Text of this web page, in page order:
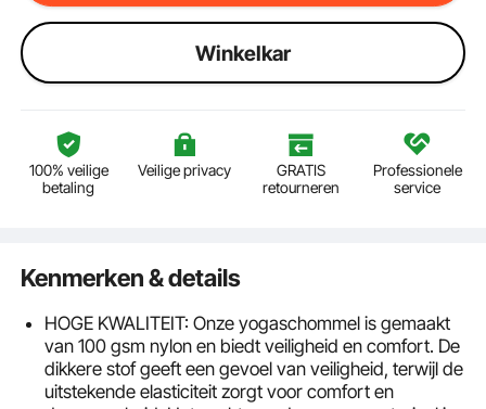
Winkelkar
100% veilige
betaling
Veilige privacy
GRATIS
retourneren
Professionele
service
Kenmerken & details
HOGE KWALITEIT: Onze yogaschommel is gemaakt
van 100 gsm nylon en biedt veiligheid en comfort. De
dikkere stof geeft een gevoel van veiligheid, terwijl de
uitstekende elasticiteit zorgt voor comfort en